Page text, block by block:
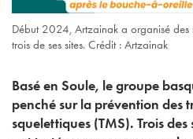
Début 2024, Artzainak a organisé des
trois de ses sites. Crédit : Artzainak
Basé en Soule, le groupe
penché sur la prévention des
squelettiques (TMS). Trois